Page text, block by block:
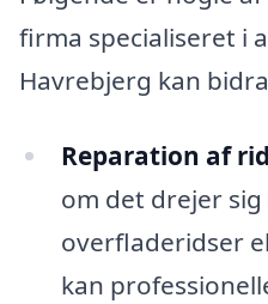
firma specialiseret i
Havrebjerg kan
Reparation af
om det drejer sig
overfladeridser
kan